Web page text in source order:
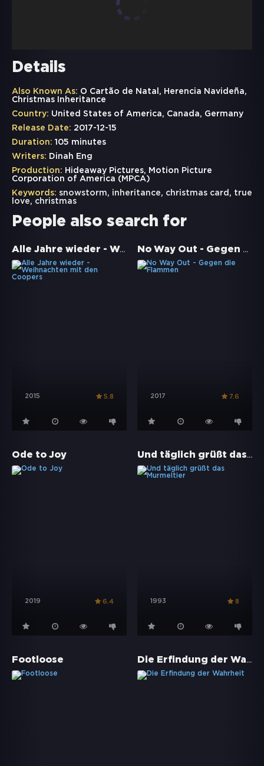
Details
Also Known As: O Cartão de Natal, Herencia Navideña,
Christmas Inheritance
Country: United States of America, Canada, Germany
Release Date: 2017-12-15
Duration: 105 minutes
Writers: Dinah Eng
Production: Hideaway Pictures, Motion Picture
Corporation of America (MPCA)
Keywords: snowstorm, inheritance, christmas card , true
love, christmas
People also search for
Alle Jahre wieder - Weihnachten mit den Coopers
2015 5.8
No Way Out - Gegen die Flammen
2017 7.6
Ode to Joy
2019 6.4
Und täglich grüßt das Murmeltier
1993 8
Footloose Die Erfindung der Wahrheit